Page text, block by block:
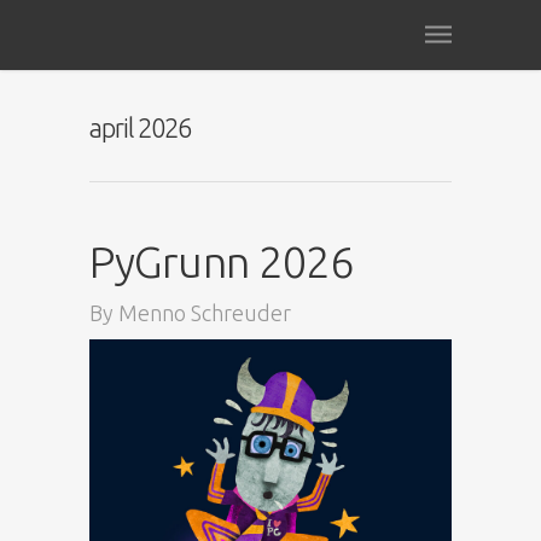
april 2026
PyGrunn 2026
By Menno Schreuder